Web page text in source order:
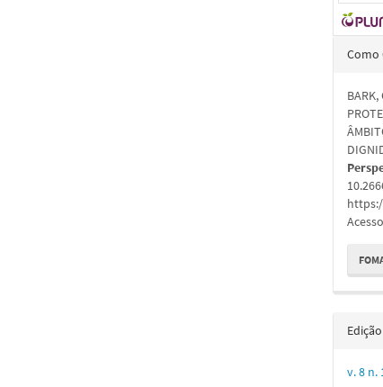
Como
Edição
v. 8 n.